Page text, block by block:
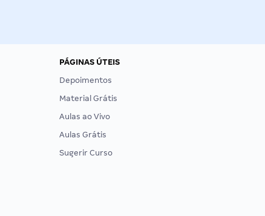
PÁGINAS ÚTEIS
Depoimentos
Material Grátis
Aulas ao Vivo
Aulas Grátis
Sugerir Curso